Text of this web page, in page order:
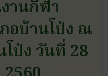
านกีฬา
อบ้านโป่ง ณ
ป่ง วันที่ 28